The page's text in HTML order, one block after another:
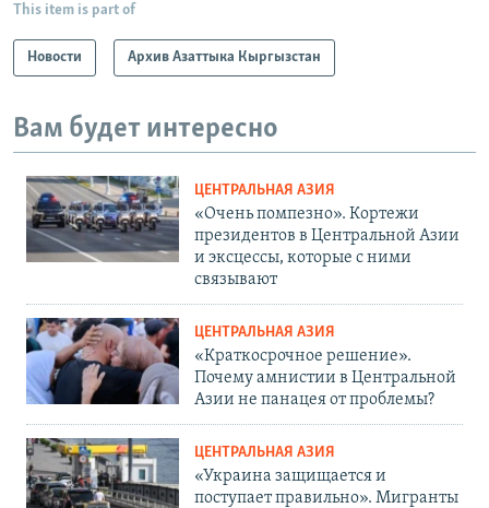
This item is part of
Новости Архив Азаттыка Кыргызстан
Вам будет интересно
ЦЕНТРАЛЬНАЯ АЗИЯ
«Очень помпезно». Кортежи
президентов в Центральной Азии
и эксцессы, которые с ними
связывают
ЦЕНТРАЛЬНАЯ АЗИЯ
«Краткосрочное решение».
Почему амнистии в Центральной
Азии не панацея от проблемы?
ЦЕНТРАЛЬНАЯ АЗИЯ
«Украина защищается и
поступает правильно». Мигранты